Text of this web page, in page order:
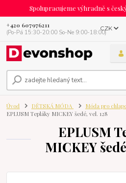
Spolupracujeme výhradně s
CZK
+420 607976211
(Po-Pá 15:30-20:00 So-Ne 9:00-18:00)
Úvod DĚTSKÁ MÓDA Móda pro
EPLUSM Tepláky MICKEY šedé, vel. 128
EPLUSM
MICKEY